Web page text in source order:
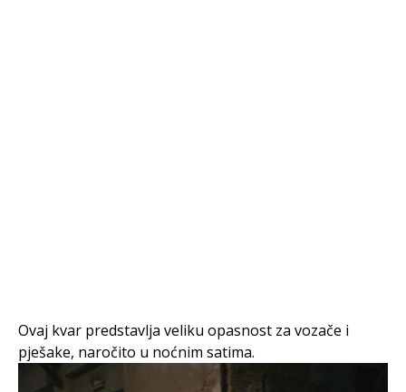
Ovaj kvar predstavlja veliku opasnost za vozače i
pješake, naročito u noćnim satima.